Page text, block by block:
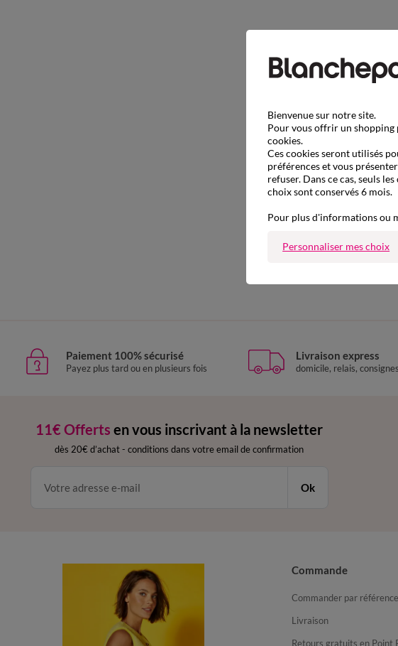
Paiement 100% sécurisé
Payez plus tard ou en plusieurs fois
Livraison express
domicile, relais,
11€ Offerts en vous inscrivant à la newsletter
dès 20€ d’achat - conditions dans votre email de confirmation
Ok
Commande
Commander par
Livraison
Retours gratuits en Point
Bienvenue sur notre site.
Pour vous offrir un shopping
cookies.
Ces cookies seront utilisés
préférences et vous
refuser. Dans ce cas, seuls
choix sont conservés 6 mois.
Pour plus d'informations ou
Personnaliser mes choix